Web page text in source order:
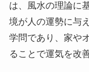
は、風水の理論に
境が人の運勢に与
学問であり、家や
ることで運気を改